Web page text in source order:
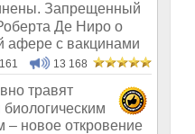
Запрещенный
Де Ниро о
афере с вакцинами
13 168
травят
биологическим
– новое откровение